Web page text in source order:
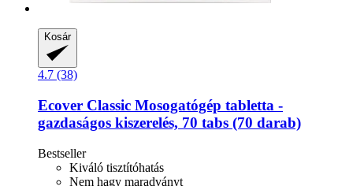
Kosár
4.7 (38)
Ecover Classic Mosogatógép tabletta -​
gazdaságos kiszerelés, 70 tabs (70 darab)
Bestseller
Kiváló tisztítóhatás
Nem hagy maradványt